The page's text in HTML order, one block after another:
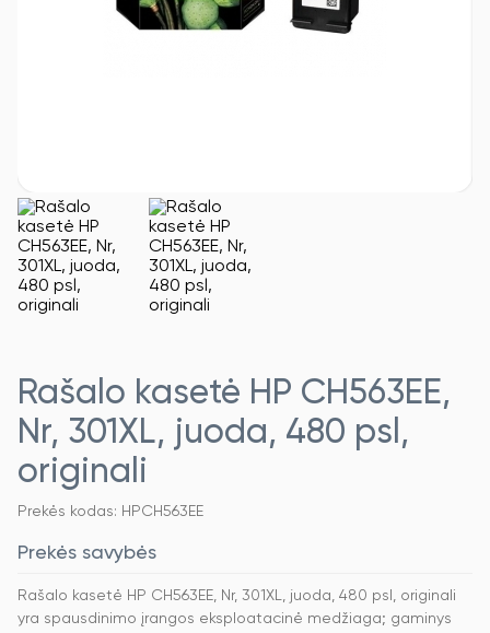
Rašalo kasetė HP CH563EE,
Nr, 301XL, juoda, 480 psl,
originali
Prekės kodas: HPCH563EE
Prekės savybės
Rašalo kasetė HP CH563EE, Nr, 301XL, juoda, 480 psl, originali
yra spausdinimo įrangos eksploatacinė medžiaga; gaminys